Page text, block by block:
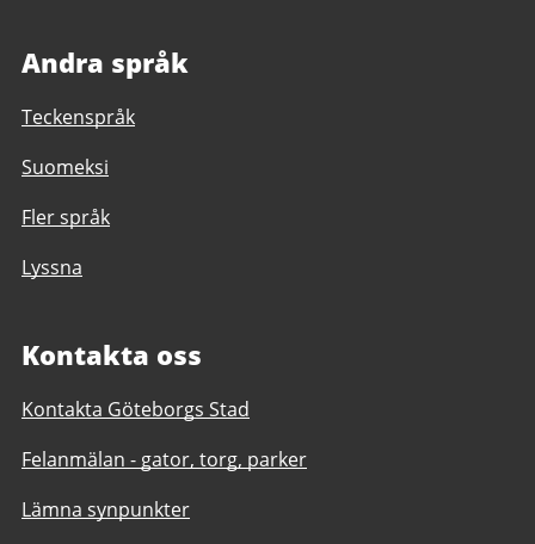
Andra språk
Teckenspråk
Suomeksi
Fler språk
Lyssna
Kontakta oss
Kontakta Göteborgs Stad
Felanmälan - gator, torg, parker
Lämna synpunkter